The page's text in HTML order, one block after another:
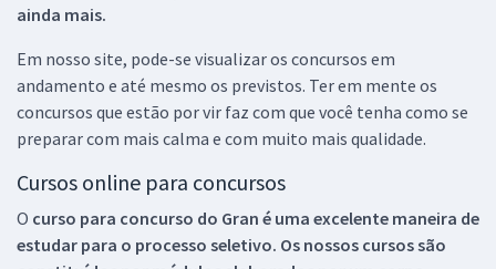
ainda mais.
Em nosso site, pode-se visualizar os concursos em
andamento e até mesmo os previstos. Ter em mente os
concursos que estão por vir faz com que você tenha como se
preparar com mais calma e com muito mais qualidade.
Cursos online para concursos
O curso para concurso do Gran é uma excelente maneira de
estudar para o processo seletivo. Os nossos cursos são